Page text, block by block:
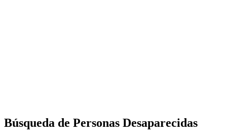
Búsqueda de Personas Desaparecidas